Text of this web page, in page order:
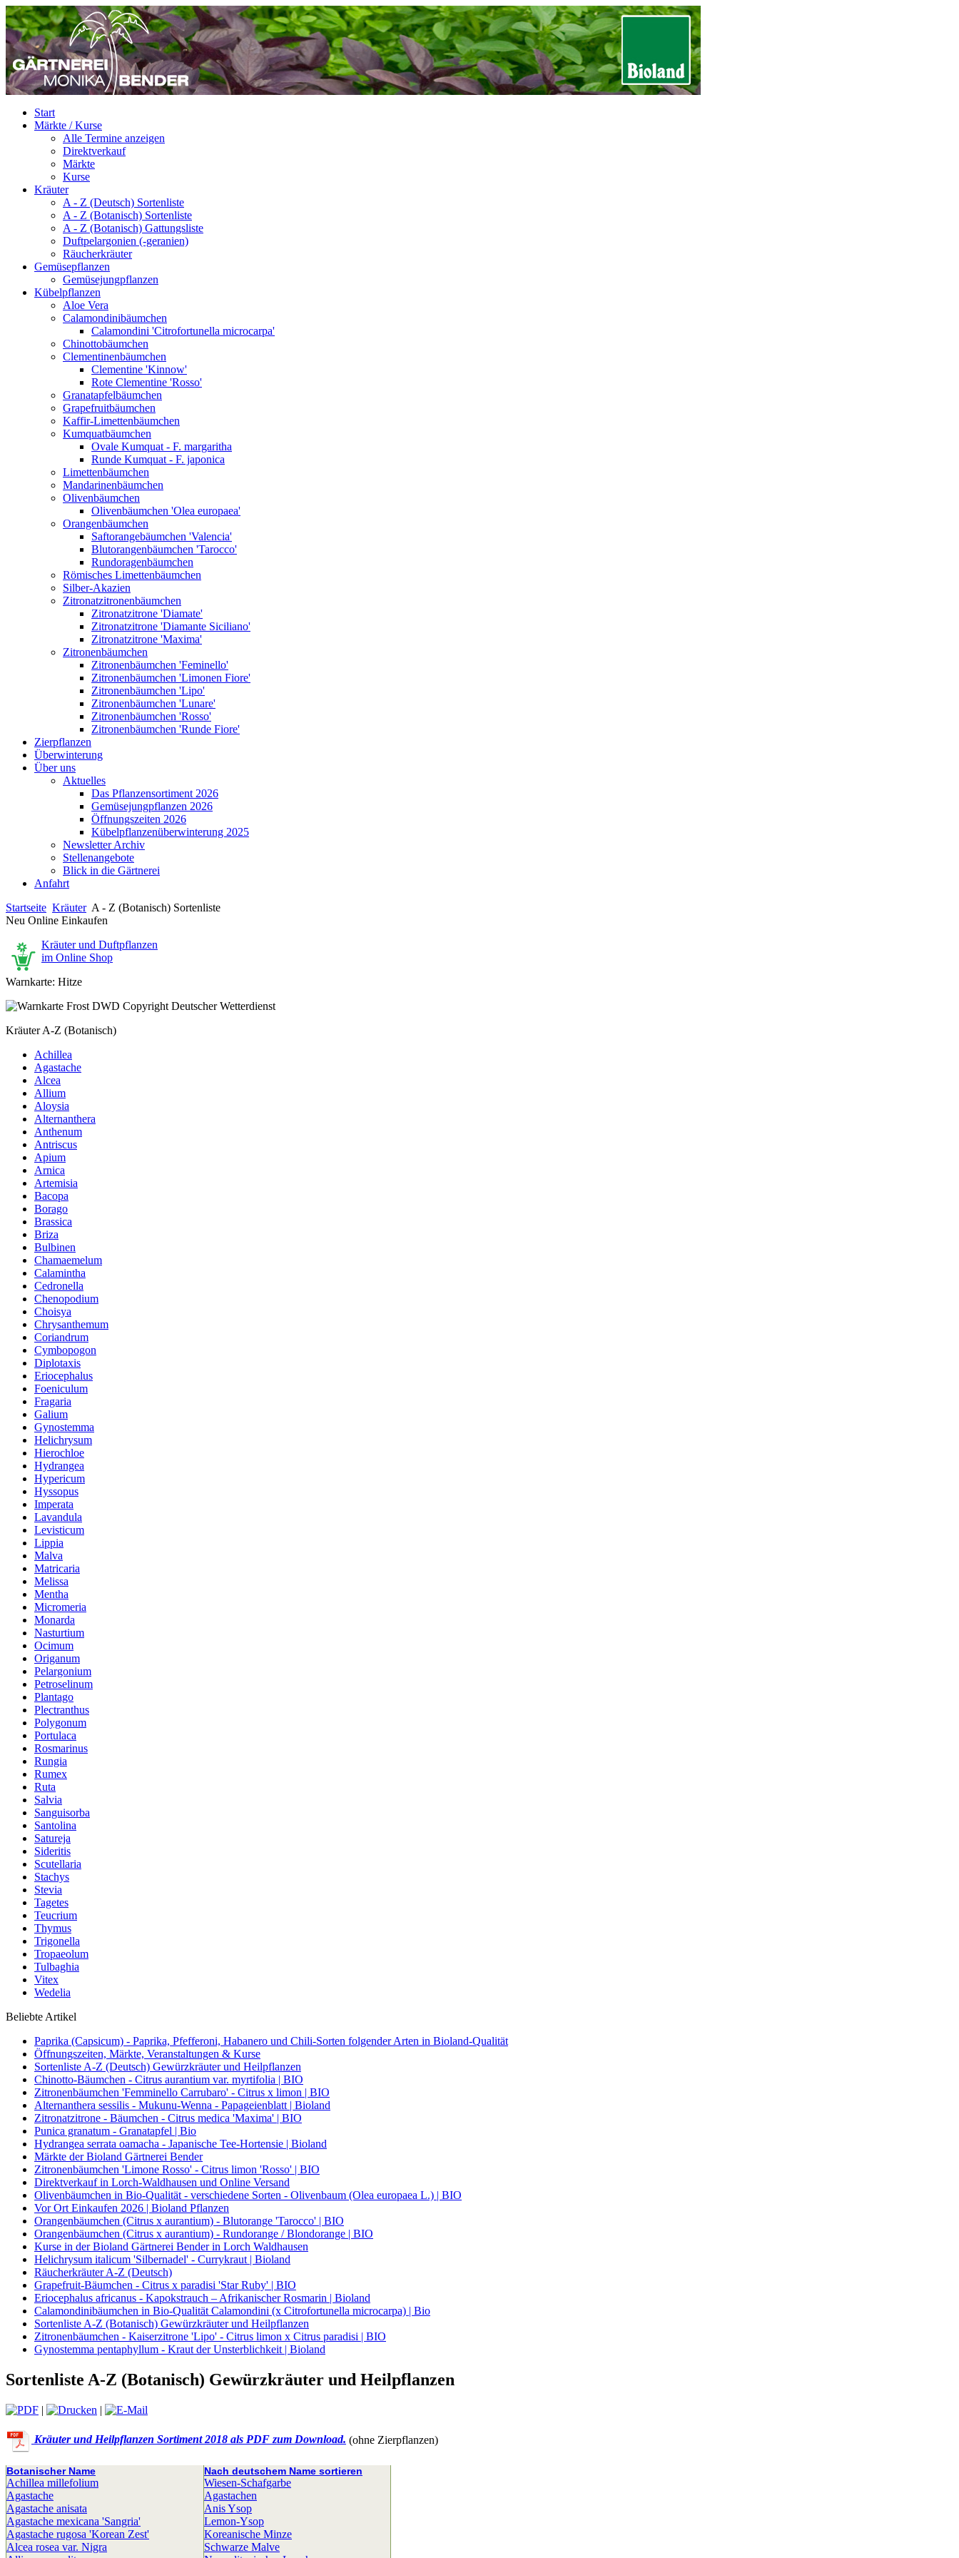
Start
Märkte / Kurse
Alle Termine anzeigen
Direktverkauf
Märkte
Kurse
Kräuter
A - Z (Deutsch) Sortenliste
A - Z (Botanisch) Sortenliste
A - Z (Botanisch) Gattungsliste
Duftpelargonien (-geranien)
Räucherkräuter
Gemüsepflanzen
Gemüsejungpflanzen
Kübelpflanzen
Aloe Vera
Calamondinibäumchen
Calamondini 'Citrofortunella microcarpa'
Chinottobäumchen
Clementinenbäumchen
Clementine 'Kinnow'
Rote Clementine 'Rosso'
Granatapfelbäumchen
Grapefruitbäumchen
Kaffir-Limettenbäumchen
Kumquatbäumchen
Ovale Kumquat - F. margaritha
Runde Kumquat - F. japonica
Limettenbäumchen
Mandarinenbäumchen
Olivenbäumchen
Olivenbäumchen 'Olea europaea'
Orangenbäumchen
Saftorangebäumchen 'Valencia'
Blutorangenbäumchen 'Tarocco'
Rundoragenbäumchen
Römisches Limettenbäumchen
Silber-Akazien
Zitronatzitronenbäumchen
Zitronatzitrone 'Diamate'
Zitronatzitrone 'Diamante Siciliano'
Zitronatzitrone 'Maxima'
Zitronenbäumchen
Zitronenbäumchen 'Feminello'
Zitronenbäumchen 'Limonen Fiore'
Zitronenbäumchen 'Lipo'
Zitronenbäumchen 'Lunare'
Zitronenbäumchen 'Rosso'
Zitronenbäumchen 'Runde Fiore'
Zierpflanzen
Überwinterung
Über uns
Aktuelles
Das Pflanzensortiment 2026
Gemüsejungpflanzen 2026
Öffnungszeiten 2026
Kübelpflanzenüberwinterung 2025
Newsletter Archiv
Stellenangebote
Blick in die Gärtnerei
Anfahrt
Startseite Kräuter A - Z (Botanisch) Sortenliste
Neu Online Einkaufen
Kräuter und Duftpflanzen
im Online Shop
Warnkarte: Hitze
Kräuter A-Z (Botanisch)
Achillea
Agastache
Alcea
Allium
Aloysia
Alternanthera
Anthenum
Antriscus
Apium
Arnica
Artemisia
Bacopa
Borago
Brassica
Briza
Bulbinen
Chamaemelum
Calamintha
Cedronella
Chenopodium
Choisya
Chrysanthemum
Coriandrum
Cymbopogon
Diplotaxis
Eriocephalus
Foeniculum
Fragaria
Galium
Gynostemma
Helichrysum
Hierochloe
Hydrangea
Hypericum
Hyssopus
Imperata
Lavandula
Levisticum
Lippia
Malva
Matricaria
Melissa
Mentha
Micromeria
Monarda
Nasturtium
Ocimum
Origanum
Pelargonium
Petroselinum
Plantago
Plectranthus
Polygonum
Portulaca
Rosmarinus
Rungia
Rumex
Ruta
Salvia
Sanguisorba
Santolina
Satureja
Sideritis
Scutellaria
Stachys
Stevia
Tagetes
Teucrium
Thymus
Trigonella
Tropaeolum
Tulbaghia
Vitex
Wedelia
Beliebte Artikel
Paprika (Capsicum) - Paprika, Pfefferoni, Habanero und Chili-Sorten folgender Arten in Bioland-Qualität
Öffnungszeiten, Märkte, Veranstaltungen & Kurse
Sortenliste A-Z (Deutsch) Gewürzkräuter und Heilpflanzen
Chinotto-Bäumchen - Citrus aurantium var. myrtifolia | BIO
Zitronenbäumchen 'Femminello Carrubaro' - Citrus x limon | BIO
Alternanthera sessilis - Mukunu-Wenna - Papageienblatt | Bioland
Zitronatzitrone - Bäumchen - Citrus medica 'Maxima' | BIO
Punica granatum - Granatapfel | Bio
Hydrangea serrata oamacha - Japanische Tee-Hortensie | Bioland
Märkte der Bioland Gärtnerei Bender
Zitronenbäumchen 'Limone Rosso' - Citrus limon 'Rosso' | BIO
Direktverkauf in Lorch-Waldhausen und Online Versand
Olivenbäumchen in Bio-Qualität - verschiedene Sorten - Olivenbaum (Olea europaea L.) | BIO
Vor Ort Einkaufen 2026 | Bioland Pflanzen
Orangenbäumchen (Citrus x aurantium) - Blutorange 'Tarocco' | BIO
Orangenbäumchen (Citrus x aurantium) - Rundorange / Blondorange | BIO
Kurse in der Bioland Gärtnerei Bender in Lorch Waldhausen
Helichrysum italicum 'Silbernadel' - Currykraut | Bioland
Räucherkräuter A-Z (Deutsch)
Grapefruit-Bäumchen - Citrus x paradisi 'Star Ruby' | BIO
Eriocephalus africanus - Kapokstrauch – Afrikanischer Rosmarin | Bioland
Calamondinibäumchen in Bio-Qualität Calamondini (x Citrofortunella microcarpa) | Bio
Sortenliste A-Z (Botanisch) Gewürzkräuter und Heilpflanzen
Zitronenbäumchen - Kaiserzitrone 'Lipo' - Citrus limon x Citrus paradisi | BIO
Gynostemma pentaphyllum - Kraut der Unsterblichkeit | Bioland
Sortenliste A-Z (Botanisch) Gewürzkräuter und Heilpflanzen
| |
Kräuter und Heilpflanzen Sortiment 2018 als PDF zum Download. (ohne Zierpflanzen)
Botanischer Name Nach deutschem Name sortieren
Achillea millefolium
Wiesen-Schafgarbe
Agastache
Agastachen
Agastache anisata
Anis Ysop
Agastache mexicana 'Sangria'
Lemon-Ysop
Agastache rugosa 'Korean Zest'
Koreanische Minze
Alcea rosea var. Nigra
Schwarze Malve